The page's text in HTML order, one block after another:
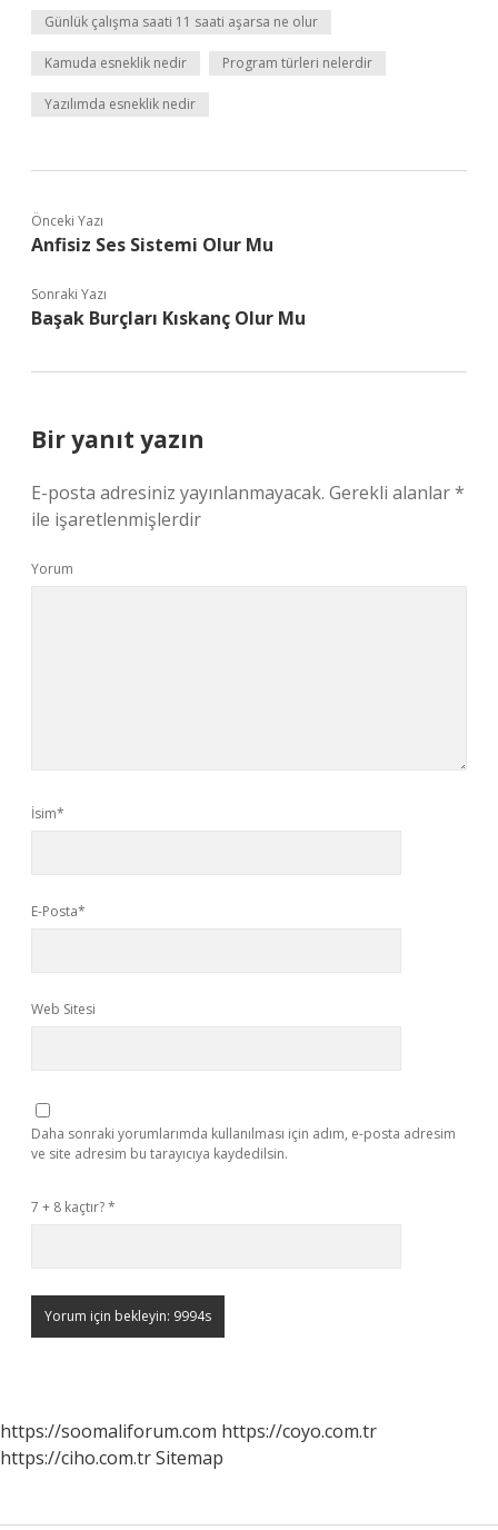
Günlük çalışma saati 11 saati aşarsa ne olur
Kamuda esneklik nedir Program türleri nelerdir
Yazılımda esneklik nedir
Önceki Yazı
Anfisiz Ses Sistemi Olur Mu
Sonraki Yazı
Başak Burçları Kıskanç Olur Mu
Bir yanıt yazın
E-posta adresiniz yayınlanmayacak. Gerekli alanlar*
ile işaretlenmişlerdir
Yorum
İsim*
E-Posta*
Web Sitesi
Daha sonraki yorumlarımda kullanılması için adım, e-posta adresim
ve site adresim bu tarayıcıya kaydedilsin.
7 + 8 kaçtır?*
https://soomaliforum.com https://coyo.com.tr
https://ciho.com.trSitemap